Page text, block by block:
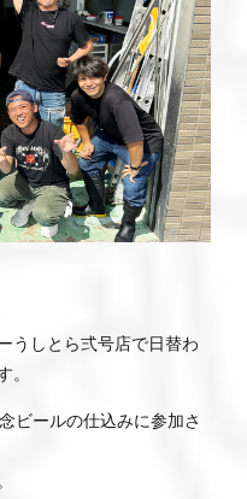
うしとら弍号店で日替わ
。
ビールの仕込みに参加さ